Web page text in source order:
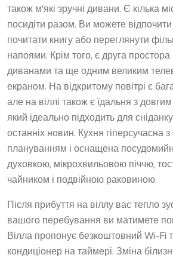
також м’які зручні дивани. Є кілька
посидіти разом. Ви можете відпочити
почитати книгу або переглянути
напоями. Крім того, є друга простора
диванами та ще одним великим
екраном. На відкритому повітрі є
але на віллі також є їдальня з
який ідеально підходить для
останніх новин. Кухня гіперсучасна
плануванням і оснащена
духовкою, мікрохвильовою піччю,
чайником і подвійною раковиною.
Після прибуття на віллу вас тепло
вашого перебування ви матимете
Вілла пропонує безкоштовний Wi-Fi
кондиціонер на таймері. Зміна